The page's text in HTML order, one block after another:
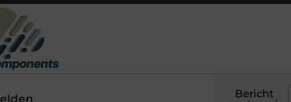
Bericht